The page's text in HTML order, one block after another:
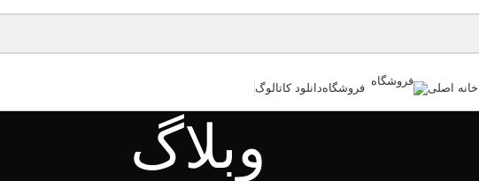
خانه اصلی فروشگاهدانلود کاتالوگ
وبلاگ